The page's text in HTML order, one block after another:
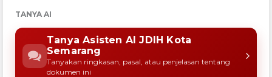
TANYA AI
Tanya Asisten AI JDIH Kota
Semarang
Tanyakan ringkasan, pasal, atau penjelasan tentang
dokumen ini